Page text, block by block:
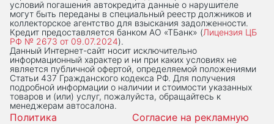
условий погашения автокредита данные о нарушителе
могут быть переданы в специальный реестр должников и
коллекторское агентство для взыскания задолженности.
Кредит предоставляется банком АО «ТБанк» (Лицензия ЦБ
РФ № 2673 от 09.07.2024).
Данный Интернет-сaйт носит исключительно
информационный характер и ни при каких условиях не
является публичной офертой, определяемой положениями
Статьи 437 Гражданского кодекса РФ. Для получения
подробной информации о наличии и стоимости указанных
товаров и (или) услуг, пожалуйста, обращайтесь к
менеджерам автосалона.
Политика
Согласие на рекламную